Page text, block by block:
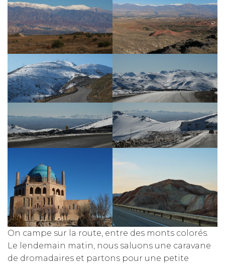
On campe sur la route, entre des monts colorés.
Le lendemain matin, nous saluons une caravane
de dromadaires et partons pour une petite